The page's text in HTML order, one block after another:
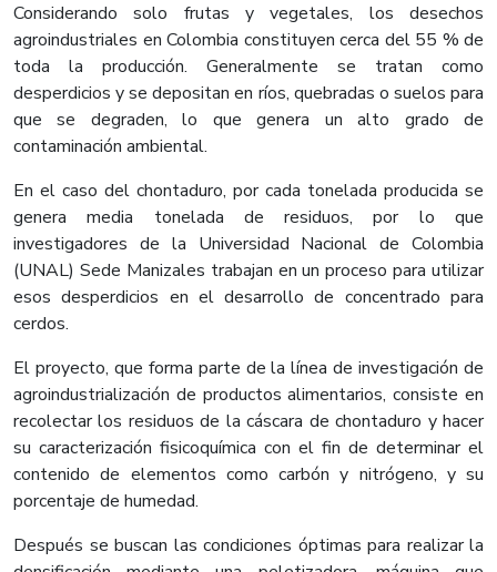
Considerando solo frutas y vegetales, los desechos
agroindustriales en Colombia constituyen cerca del 55 % de
toda la producción. Generalmente se tratan como
desperdicios y se depositan en ríos, quebradas o suelos para
que se degraden, lo que genera un alto grado de
contaminación ambiental.
En el caso del chontaduro, por cada tonelada producida se
genera media tonelada de residuos, por lo que
investigadores de la Universidad Nacional de Colombia
(UNAL) Sede Manizales trabajan en un proceso para utilizar
esos desperdicios en el desarrollo de concentrado para
cerdos.
El proyecto, que forma parte de la línea de investigación de
agroindustrialización de productos alimentarios, consiste en
recolectar los residuos de la cáscara de chontaduro y hacer
su caracterización fisicoquímica con el fin de determinar el
contenido de elementos como carbón y nitrógeno, y su
porcentaje de humedad.
Después se buscan las condiciones óptimas para realizar la